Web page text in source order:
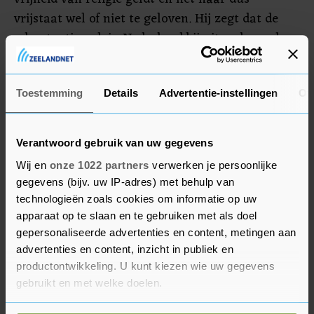
Toestemming Details Advertentie-instellingen
Verantwoord gebruik van uw gegevens
Wij en onze 1022 partners verwerken je persoonlijke
gegevens (bijv. uw IP-adres) met behulp van
technologieën zoals cookies om informatie op uw
apparaat op te slaan en te gebruiken met als doel
gepersonaliseerde advertenties en content, metingen aan
advertenties en content, inzicht in publiek en
productontwikkeling. U kunt kiezen wie uw gegevens
gebruikt en met welke doelen.
vrijstaat wel of niet te geloven. Hij zegt dat de
advertentie ook in Nederland bij uiteenlopende
nieuwsberichten verschijnt. "Dus wees gerust,
niets persoonlijks."
Een woordvoerder van DENK zegt ook dat de
partij "absoluut niets" te maken heeft met de
advertentie boven het artikel. Volgens hem
bepaalt een algoritme waar advertenties
terechtkomen. De partij gaat kijken of de
advertentie boven het artikel kan worden
weggehaald.
De partij raakte vaker in opspraak voor het in